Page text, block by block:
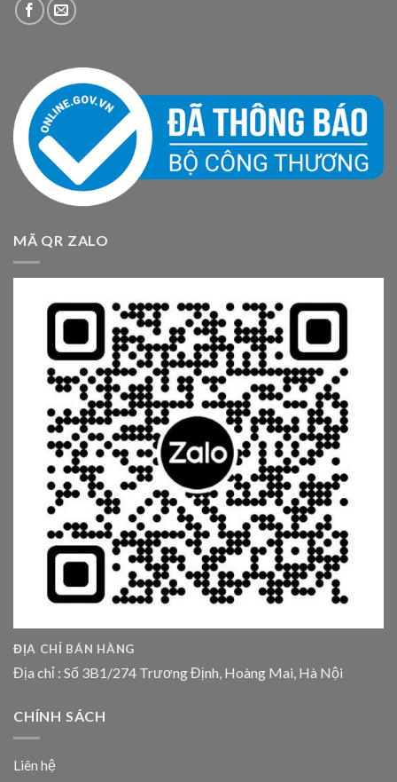
MÃ QR ZALO
ĐỊA CHỈ BÁN HÀNG
Địa chỉ : Số 3B1/274 Trương Định, Hoàng Mai, Hà Nội
CHÍNH SÁCH
Liên hệ